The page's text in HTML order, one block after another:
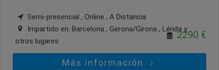
Semi-presencial , Online , A Distancia
Impartido en: Barcelona , Gerona/Girona , Lérida y
otros lugares
2290 €
Más información